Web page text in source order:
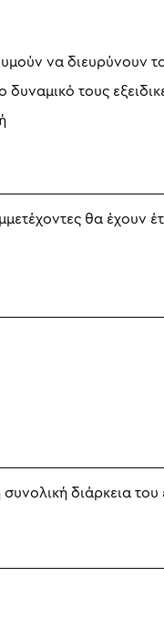
να διευρύνουν
τους
θα έχουν
διάρκεια του